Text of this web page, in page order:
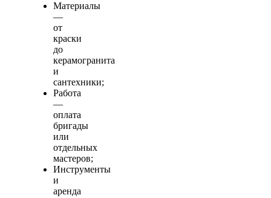
Материалы
—
от
краски
до
керамогранита
и
сантехники;
Работа
—
оплата
бригады
или
отдельных
мастеров;
Инструменты
и
аренда